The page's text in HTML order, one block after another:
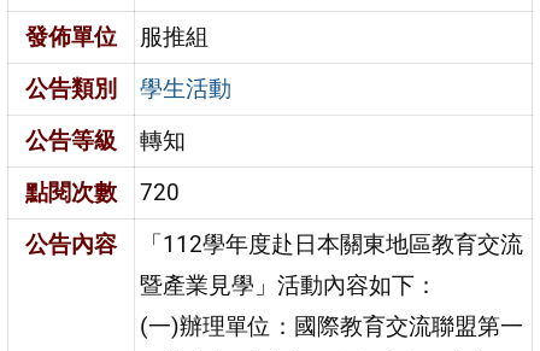
發佈單位
服推組
公告類別
學生活動
公告等級
轉知
點閱次數
720
公告內容
「112學年度赴日本關東地區教育交流
暨產業見學」活動內容如下：
(一)辦理單位：國際教育交流聯盟第一